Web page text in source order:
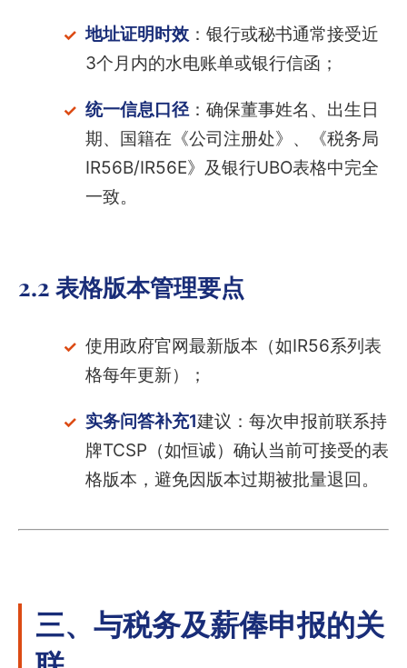
地址证明时效：银行或秘书通常接受近
3个月内的水电账单或银行信函；
统一信息口径：确保董事姓名、出生日
期、国籍在《公司注册处》、《税务局
IR56B/IR56E》及银行UBO表格中完全
一致。
2.2 表格版本管理要点
使用政府官网最新版本（如IR56系列表
格每年更新）；
实务问答补充1建议：每次申报前联系持
牌TCSP（如恒诚）确认当前可接受的表
格版本，避免因版本过期被批量退回。
三、与税务及薪俸申报的关